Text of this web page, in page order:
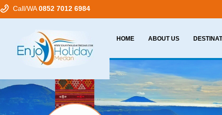
Call/WA0852 7012 6984
HOME ABOUT US